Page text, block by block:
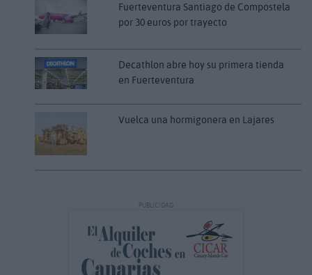
Fuerteventura Santiago de Compostela
por 30 euros por trayecto
Decathlon abre hoy su primera tienda
en Fuerteventura
Vuelca una hormigonera en Lajares
PUBLICIDAD